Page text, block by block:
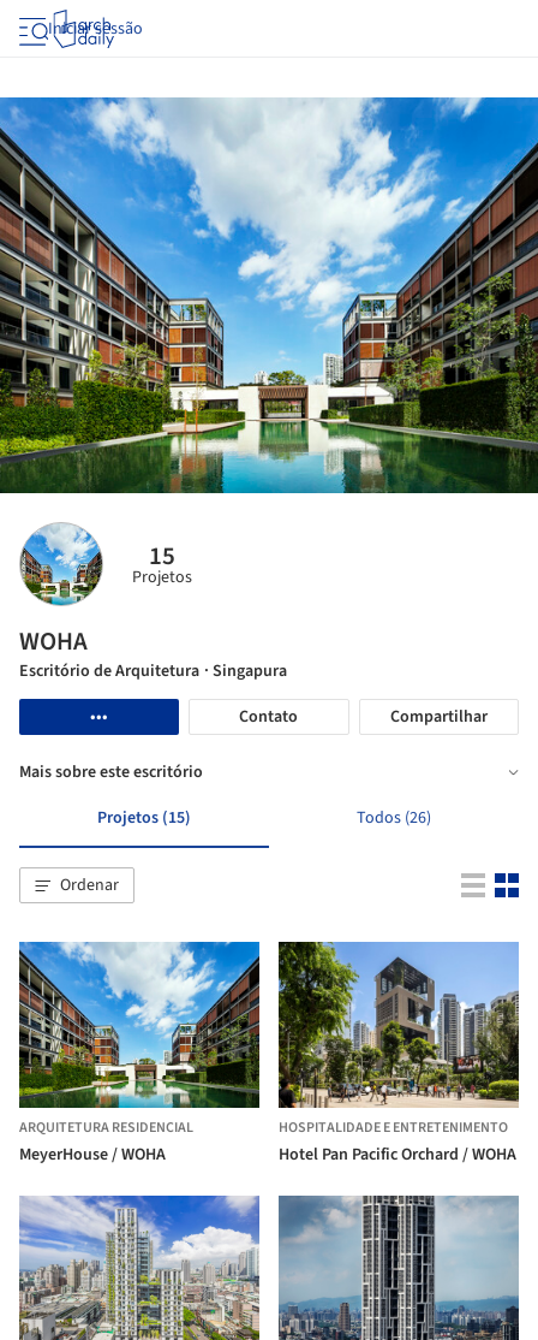
Iniciar sessão
15
Projetos
WOHA
Escritório de Arquitetura · Singapura
•••
Contato Compartilhar
Mais sobre este escritório
Projetos (15)
Todos (26)
Ordenar
ARQUITETURA RESIDENCIAL
MeyerHouse / WOHA
HOSPITALIDADE E ENTRETENIMENTO
Hotel Pan Pacific Orchard / WOHA